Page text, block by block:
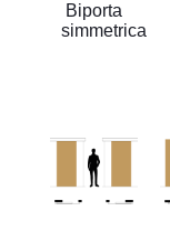
Biporta
simmetrica